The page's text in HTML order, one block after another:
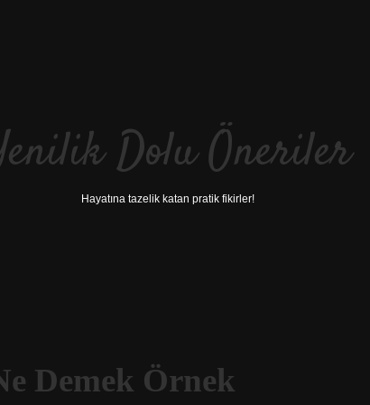
Dolu Öneriler
Hayatına tazelik katan pratik fikirler!
Demek Örnek